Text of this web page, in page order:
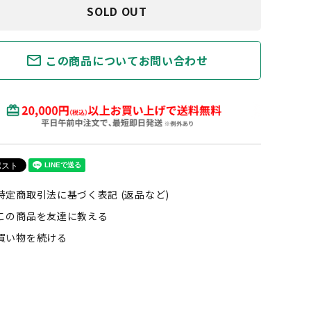
SOLD OUT
mail_outline この商品についてお問い合わせ
定商取引法に基づく表記 (返品など)
の商品を友達に教える
い物を続ける